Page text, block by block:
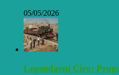
05/05/2026
Legendarni Ćiro: